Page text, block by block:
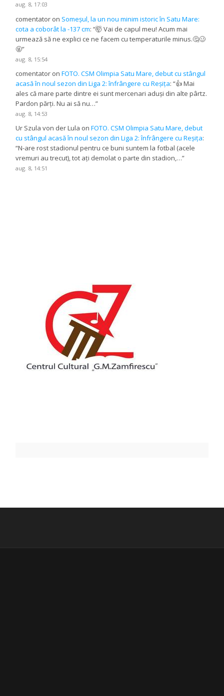
aug. 8, 17:03
comentator on Someșul, la un nou minim istoric în Satu Mare:
cota a coborât la -137 cm: “🤯 Vai de capul meu! Acum mai
urmează să ne explici ce ne facem cu temperaturile minus.🤔🥴
🤬”
aug. 8, 15:54
comentator onFOTO. CSM Olimpia Satu Mare, debut cu stângul
acasă în noul sezon din Liga 2: înfrângere cu Reșița: “👍 Mai
ales că mare parte dintre ei sunt mercenari aduși din alte pârtz.
Pardon părți. Nu ai să nu…”
aug. 8, 14:53
Ur Szula von der Lula onFOTO. CSM Olimpia Satu Mare, debut
cu stângul acasă în noul sezon din Liga 2: înfrângere cu Reșița:
“N-are rost stadionul pentru ce buni suntem la fotbal (acele
vremuri au trecut), tot ați demolat o parte din stadion,…”
aug. 8, 14:51